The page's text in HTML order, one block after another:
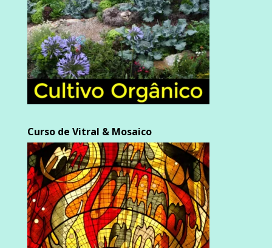
Curso de Vitral & Mosaico